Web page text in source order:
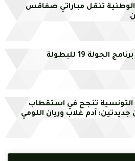
الوطنية تنقل مباراتي صفاقس
الجولة 19 للبطولة
التونسية تنجح في استقطاب
جديدتين: آدم غلاب وريان اللومي